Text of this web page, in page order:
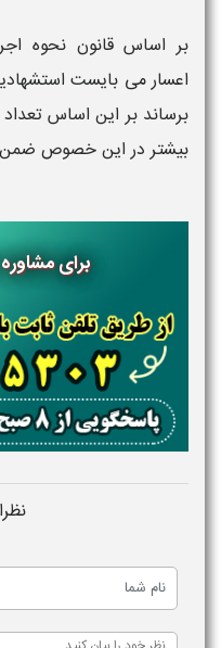
بر اساس قانون نحوه
اعسار می بایست
برساند بر این اساس
بیشتر در این خصوص
برای